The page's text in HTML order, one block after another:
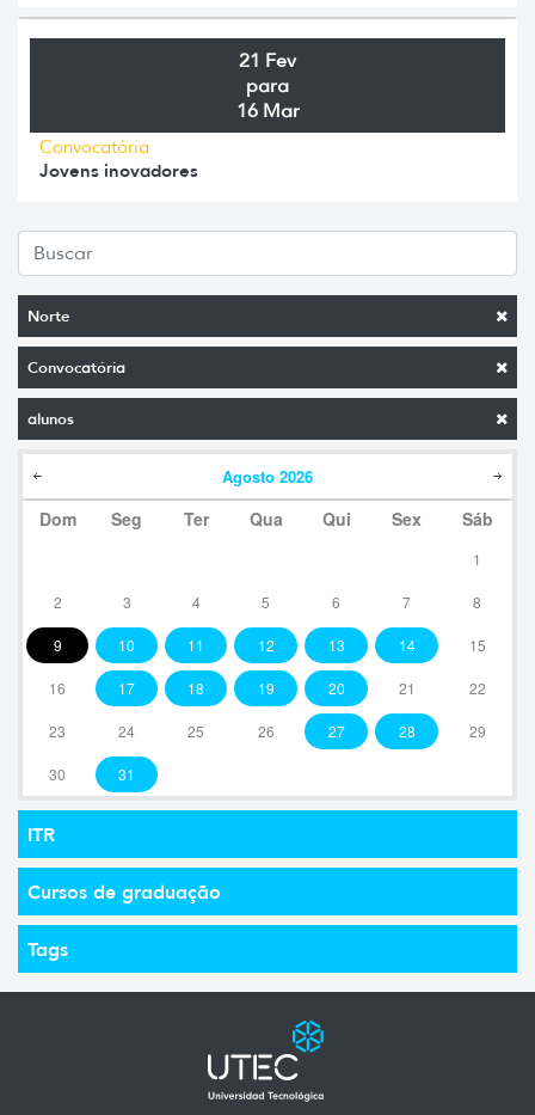
Norte
Convocatória
alunos
Agosto 2026
Dom Seg Ter Qua Qui Sex Sáb
1
2 3 4 5 6 7 8
9 10 11 12 13 14 15
16 17 18 19 20 21 22
23 24 25 26 27 28 29
30 31
ITR
Cursos de graduação
Tags
21 Fev
para
16 Mar
Convocatória
Jovens inovadores